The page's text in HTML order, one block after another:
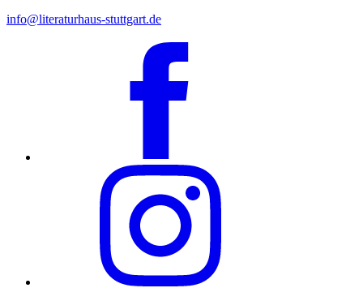
info@literaturhaus-stuttgart.de